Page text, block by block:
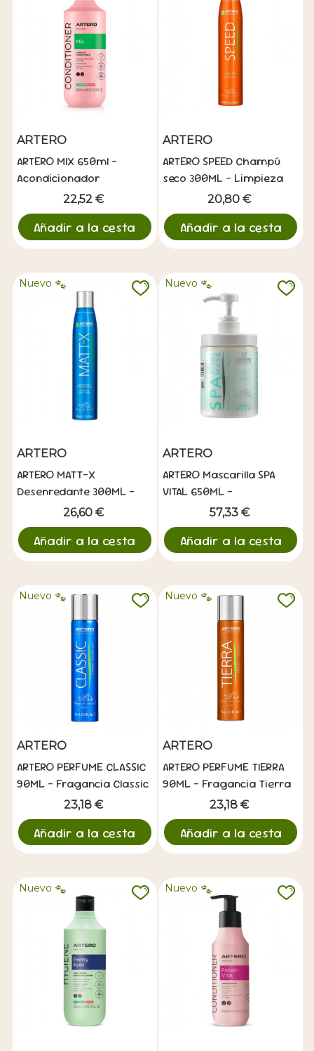
ARTERO
ARTERO MIX 650ml -
Acondicionador
Multifuncion22,52 €
Añadir a la cesta
ARTERO
ARTERO SPEED Champú
seco 300ML - Limpieza
Rapida sin Agua
20,80 €
Añadir a la cesta
Nuevo
ARTERO
ARTERO MATT-X
Desenredante 300ML -
Eliminador de Nudos
26,60 €
Añadir a la cesta
Nuevo
ARTERO
ARTERO Mascarilla SPA
VITAL 650ML -
Tratamiento Spa
Premium
57,33 €
Añadir a la cesta
Nuevo
ARTERO
ARTERO PERFUME CLASSIC
90ML - Fragancia Classic
23,18 €
Añadir a la cesta
Nuevo
ARTERO
ARTERO PERFUME TIERRA
90ML - Fragancia Tierra
23,18 €
Añadir a la cesta
Nuevo Nuevo